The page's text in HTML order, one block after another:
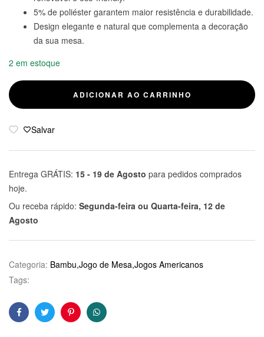
5% de poliéster garantem maior resistência e durabilidade.
Design elegante e natural que complementa a decoração
da sua mesa.
2 em estoque
ADICIONAR AO CARRINHO
Salvar
Entrega GRÁTIS: 15 - 19 de Agosto para pedidos comprados
hoje.
Ou receba rápido: Segunda-feira ou Quarta-feira, 12 de
Agosto
Categoria: Bambu,Jogo de Mesa,Jogos Americanos
Tags:
FacebookTwitterPinterestWhatsApp